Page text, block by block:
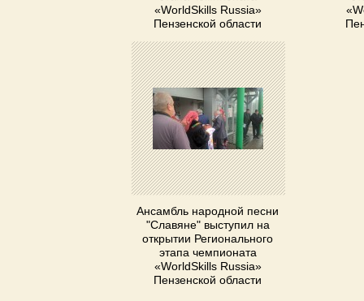
«WorldSkills Russia»
Пензенской области
Ансамбль народной песни
"Славяне" выступил на
открытии Регионального
этапа чемпионата
«WorldSkills Russia»
Пензенской области